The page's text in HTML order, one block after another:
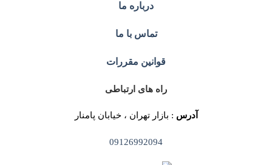
درباره ما
تماس با ما
قوانین مقررات
راه های ارتباطی
آدرس : بازار تهران ، خیابان پامنار
09126992094